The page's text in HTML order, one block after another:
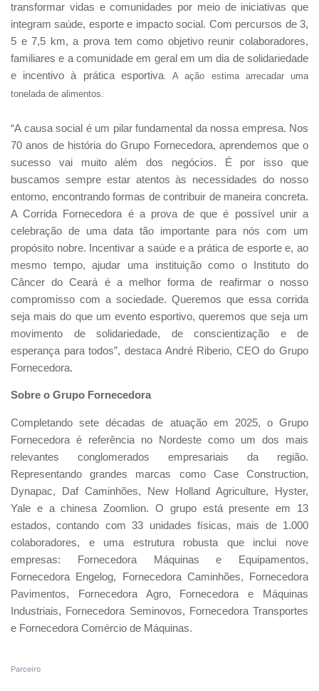
transformar vidas e comunidades por meio de iniciativas que
integram saúde, esporte e impacto social. Com percursos de 3,
5 e 7,5 km, a prova tem como objetivo reunir colaboradores,
familiares e a comunidade em geral em um dia de solidariedade
e incentivo à prática esportiva. A ação estima arrecadar uma
tonelada de alimentos.
“A causa social é um pilar fundamental da nossa empresa. Nos
70 anos de história do Grupo Fornecedora, aprendemos que o
sucesso vai muito além dos negócios. É por isso que
buscamos sempre estar atentos às necessidades do nosso
entorno, encontrando formas de contribuir de maneira concreta.
A Corrida Fornecedora é a prova de que é possível unir a
celebração de uma data tão importante para nós com um
propósito nobre. Incentivar a saúde e a prática de esporte e, ao
mesmo tempo, ajudar uma instituição como o Instituto do
Câncer do Ceará é a melhor forma de reafirmar o nosso
compromisso com a sociedade. Queremos que essa corrida
seja mais do que um evento esportivo, queremos que seja um
movimento de solidariedade, de conscientização e de
esperança para todos”, destaca André Riberio, CEO do Grupo
Fornecedora.
Sobre o Grupo Fornecedora
Completando sete décadas de atuação em 2025, o Grupo
Fornecedora é referência no Nordeste como um dos mais
relevantes conglomerados empresariais da região.
Representando grandes marcas como Case Construction,
Dynapac, Daf Caminhões, New Holland Agriculture, Hyster,
Yale e a chinesa Zoomlion. O grupo está presente em 13
estados, contando com 33 unidades físicas, mais de 1.000
colaboradores, e uma estrutura robusta que inclui nove
empresas: Fornecedora Máquinas e Equipamentos,
Fornecedora Engelog, Fornecedora Caminhões, Fornecedora
Pavimentos, Fornecedora Agro, Fornecedora e Máquinas
Industriais, Fornecedora Seminovos, Fornecedora Transportes
e Fornecedora Comércio de Máquinas.
Parceiro